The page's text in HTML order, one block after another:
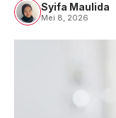
Syifa Maulida
Mei 8, 2026